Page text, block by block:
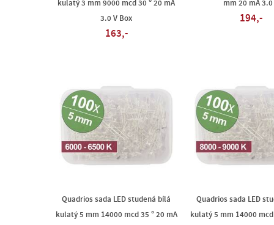
kulatý 3 mm 9000 mcd 30 ° 20 mA
3.0 V Box
163,-
mm 20 mA 3.0
194,-
Quadrios sada LED studená bílá
kulatý 5 mm 14000 mcd 35 ° 20 mA
Quadrios sada LED
kulatý 5 mm 14000 mcd